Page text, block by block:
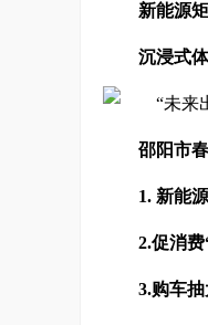
新能源
沉浸式
邵阳市
1. 新能
2.促消费
3.购车